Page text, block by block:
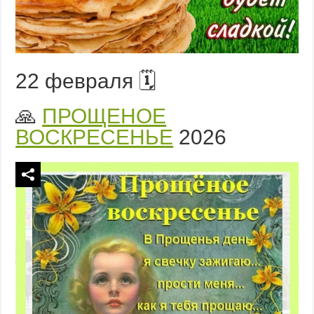
22 февраля 🗓️
🙏 ПРОЩЕНОЕ
ВОСКРЕСЕНЬЕ 2026